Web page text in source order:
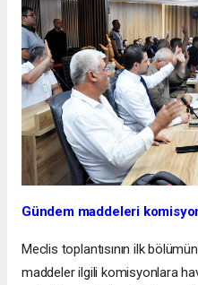
Gündem maddeleri
Meclis toplantısının ilk
maddeler ilgili komisyonlara